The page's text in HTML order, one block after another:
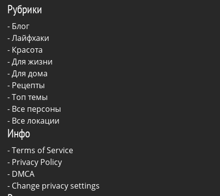
Рубрики
- Блог
-Лайфхаки
- Красота
-Для жизни
-Для дома
- Рецепты
- Топ темы
- Все персоны
- Все локации
Инфо
-Terms of Service
- Privacy Policy
- DMCA
- Change privacy settings